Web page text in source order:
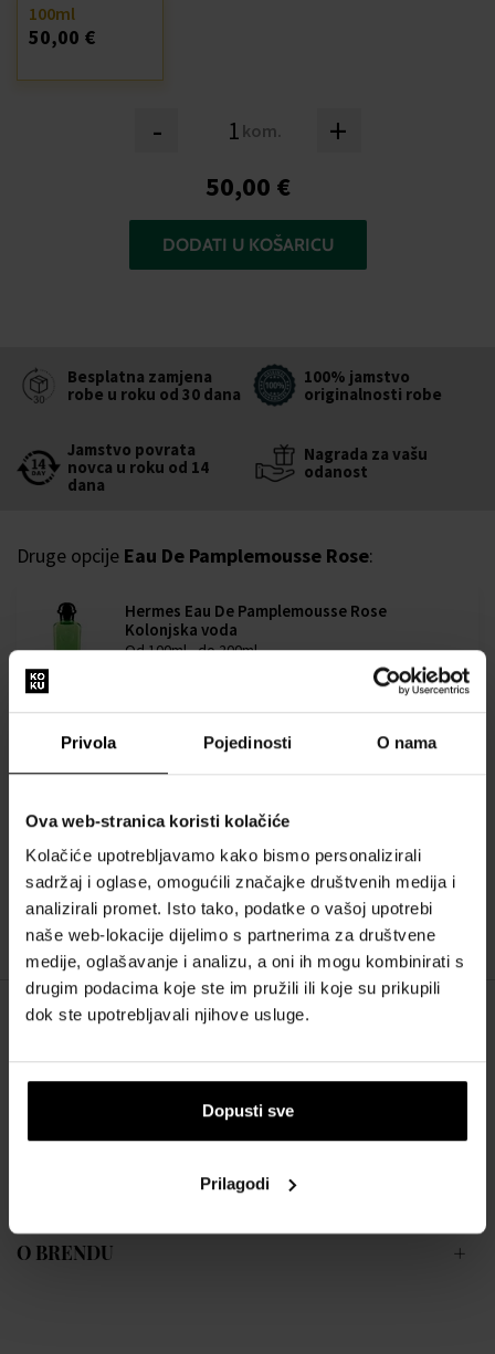
Privola Pojedinosti O nama
Ova web-stranica koristi kolačiće
Kolačiće upotrebljavamo kako bismo personalizirali
sadržaj i oglase, omogućili značajke društvenih medija i
analizirali promet. Isto tako, podatke o vašoj upotrebi
naše web-lokacije dijelimo s partnerima za društvene
medije, oglašavanje i analizu, a oni ih mogu kombinirati s
drugim podacima koje ste im pružili ili koje su prikupili
dok ste upotrebljavali njihove usluge.
Dopusti sve
Prilagodi
- kom. +
100ml
50,00 €
50,00 €
DODATI U KOŠARICU
Besplatna zamjena
robe u roku od 30 dana
100% jamstvo
originalnosti robe
Jamstvo povrata
novca u roku od 14
dana
Nagrada za vašu
odanost
Druge opcije Eau De Pamplemousse Rose:
Hermes Eau De Pamplemousse Rose
Kolonjska voda
Od 100ml - do 200ml
Toaletna voda - Tester
Dostupno je
68,00 €
OPIS
O BRENDU